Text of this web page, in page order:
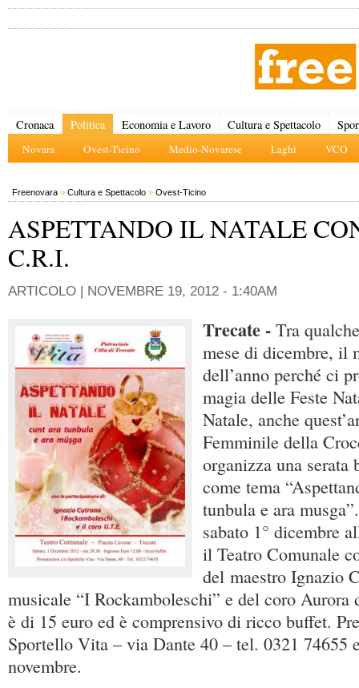
Cronaca Politica
Novara Ovest-Ticino Medio-Novarese Laghi VCO
Economia e Lavoro Cultura e Spettacolo
Freenovara » Cultura e Spettacolo » Ovest-Ticino
ASPETTANDO IL NATALE
C.R.I.
ARTICOLO | NOVEMBRE 19, 2012 - 1:40AM
Trecate - Tra
mese di dicembre, il
dell’anno perché ci
magia delle Feste
Natale, anche
Femminile della
organizza una serata
come tema
tunbula e ara
sabato 1° dicembre
il Teatro Comunale
del maestro Ignazio
musicale “I Rockamboleschi” e del coro
è di 15 euro ed è comprensivo di ricco buffet.
Sportello Vita – via Dante 40 – tel. 0321 74655
novembre.